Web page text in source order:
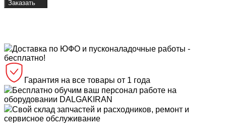
Заказать
Доставка по ЮФО и пусконаладочные работы -
бесплатно!
Гарантия на все товары от 1 года
Бесплатно обучим ваш персонал работе на
оборудовании DALGAKIRAN
Свой склад запчастей и расходников, ремонт и
сервисное обслуживание